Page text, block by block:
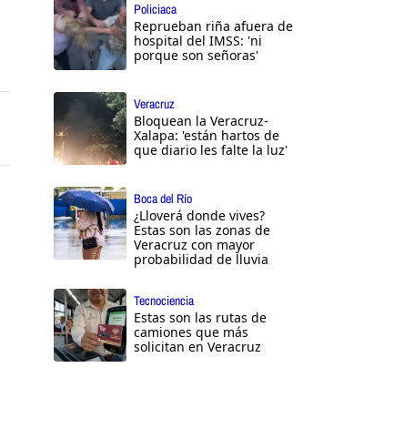
Policiaca
Reprueban riña afuera de
hospital del IMSS: 'ni
porque son señoras'
Veracruz
Bloquean la Veracruz-
Xalapa: 'están hartos de
que diario les falte la luz'
Boca del Río
¿Lloverá donde vives?
Estas son las zonas de
Veracruz con mayor
probabilidad de lluvia
Tecnociencia
Estas son las rutas de
camiones que más
solicitan en Veracruz